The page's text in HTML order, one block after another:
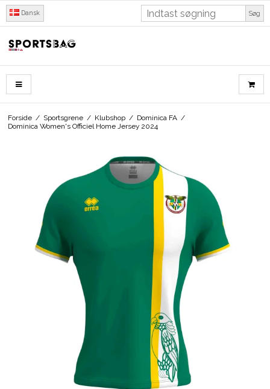
Dansk Søg
Forside / Sportsgrene / Klubshop / Dominica FA /
Dominica Women's Officiel Home Jersey 2024